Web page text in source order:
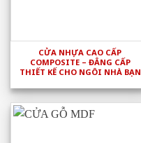
CỬA NHỰA CAO CẤP
COMPOSITE – ĐẲNG CẤP
THIẾT KẾ CHO NGÔI NHÀ BẠN